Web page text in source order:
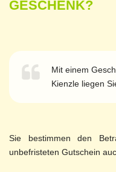
GESCHENK?
Mit einem
Kienzle liegen
Sie bestimmen den
unbefristeten Gutschein